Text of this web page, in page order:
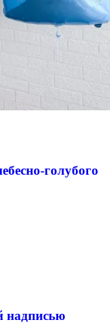
голубого
надписью